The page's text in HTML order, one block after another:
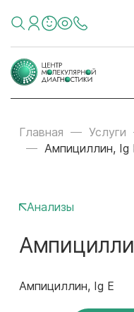
Главная Услуги
Ампициллин, Ig
Анализы
Ампициллин, Ig E